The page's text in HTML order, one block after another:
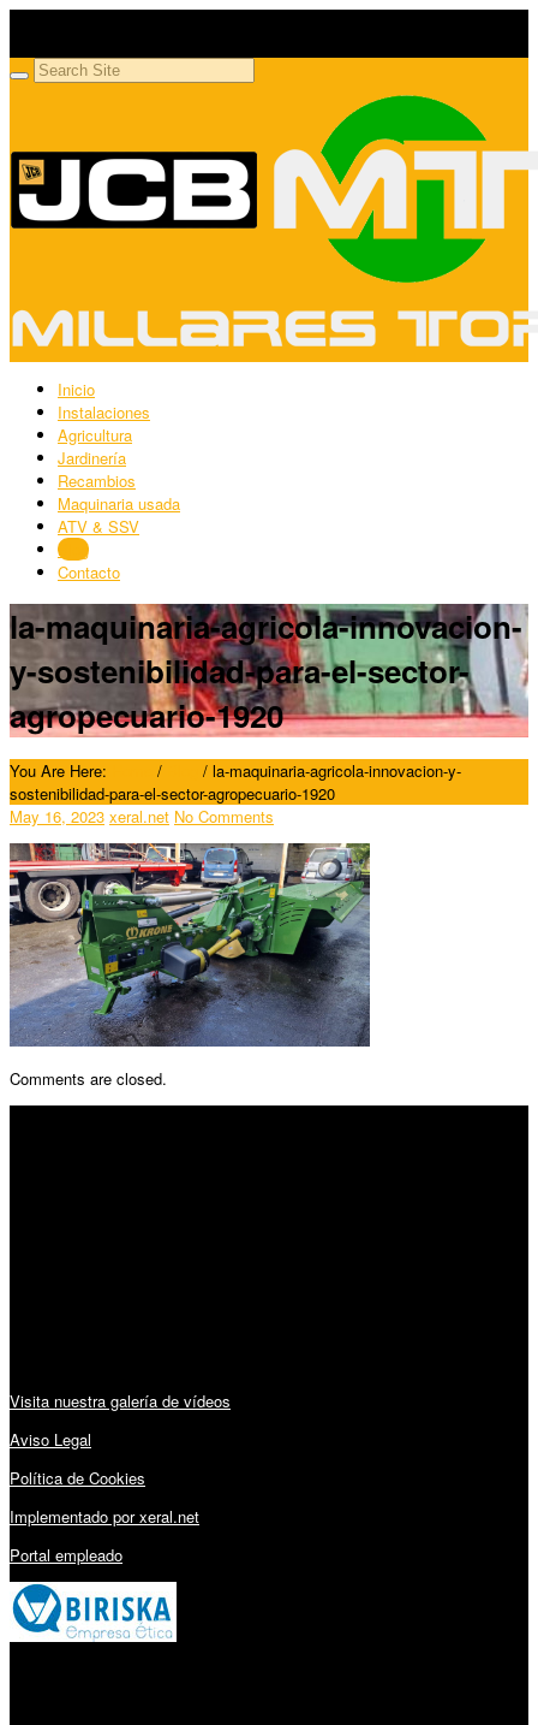
Inicio
Instalaciones
Agricultura
Jardinería
Recambios
Maquinaria usada
ATV & SSV
Blog
Contacto
la-maquinaria-agricola-innovacion-
y-sostenibilidad-para-el-sector-
agropecuario-1920
You Are Here: / / la-maquinaria-agricola-innovacion-y-
sostenibilidad-para-el-sector-agropecuario-1920
May 16, 2023 xeral.net No Comments
Comments are closed.
Visita nuestra galería de vídeos
Aviso Legal
Política de Cookies
Implementado por xeral.net
Portal empleado